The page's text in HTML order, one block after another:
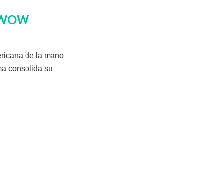
de la mano
consolida su